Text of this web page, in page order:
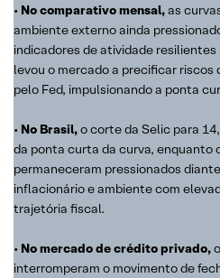
• No comparativo mensal,as
ambiente externo ainda
indicadores de atividade resilientes
levou o mercado a precificar riscos
pelo Fed, impulsionando a ponta
• No Brasil,o corte da Selic para
da ponta curta da curva, enquanto
permaneceram pressionados
inflacionário e ambiente com
trajetória fiscal.
• No mercado de crédito privado,
interromperam o movimento de